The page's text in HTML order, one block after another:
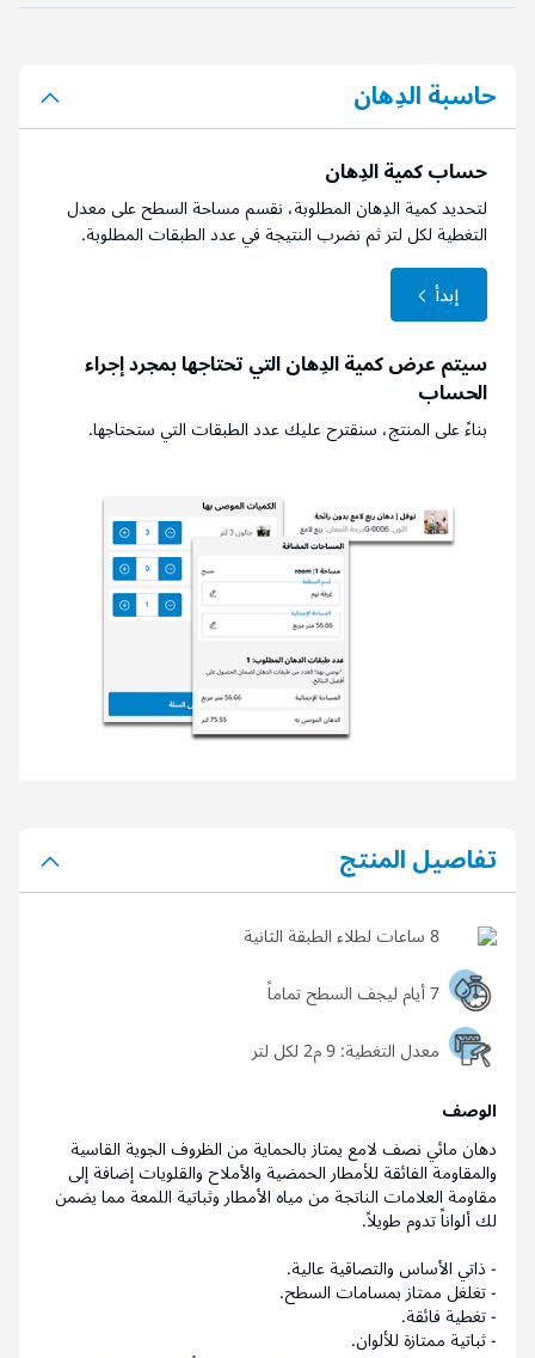
حاسبة الدِهان
حساب كمية الدِهان
لتحديد كمية الدِهان المطلوبة، نقسم مساحة السطح على معدل
التغطية لكل لتر ثم نضرب النتيجة في عدد الطبقات المطلوبة.
إبدأ
سيتم عرض كمية الدِهان التي تحتاجها بمجرد إجراء
الحساب
بناءً على المنتج، سنقترح عليك عدد الطبقات التي ستحتاجها.
تفاصيل المنتج
8 ساعات لطلاء الطبقة الثانية
7 أيام ليجف السطح تماماً
معدل التغطية:
الوصف
دهان مائي نصف لامع يمتاز بالحماية من الظروف الجوية القاسية
والمقاومة الفائقة للأمطار الحمضية والأملاح والقلويات إضافة إلى
مقاومة العلامات الناتجة من مياه الأمطار وثباتية اللمعة مما يضمن
لك ألواناً تدوم طويلاً.
- ذاتي الأساس والتصاقية عالية.
- تغلغل ممتاز بمسامات السطح.
- تغطية فائقة.
- ثباتية ممتازة للألوان.